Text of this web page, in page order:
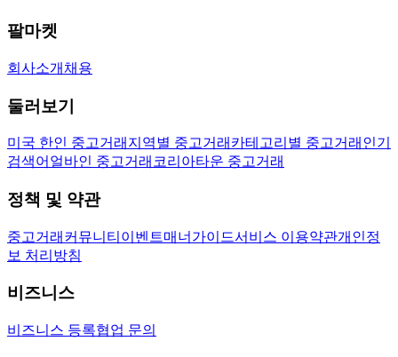
팔마켓
회사소개 채용
둘러보기
미국 한인 중고거래 지역별 중고거래 카테고리별 중고거래 인기
검색어 얼바인 중고거래 코리아타운 중고거래
정책 및 약관
중고거래 커뮤니티 이벤트매너가이드서비스 이용약관개인정
보 처리방침
비즈니스
비즈니스 등록협업 문의